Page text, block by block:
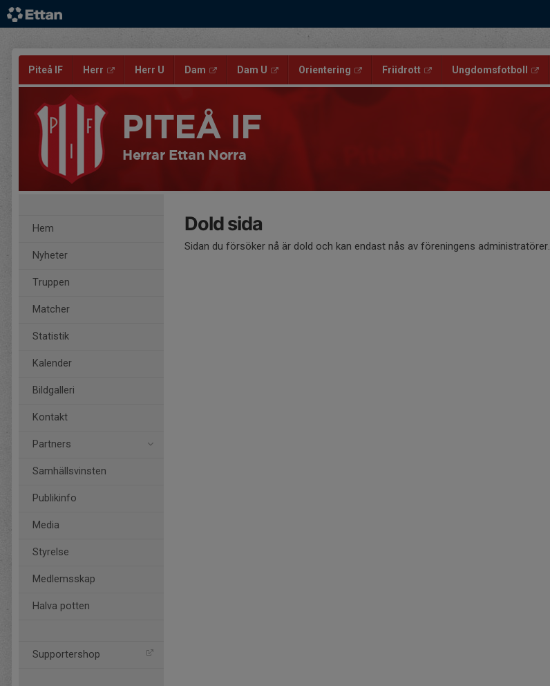
Piteå IF Herr Herr U Dam Dam U Orientering Friidrott Ungdomsfotboll
PITEÅ IF
Herrar Ettan Norra
Hem
Nyheter
Truppen
Matcher
Statistik
Kalender
Bildgalleri
Kontakt
Partners
Samhällsvinsten
Publikinfo
Media
Styrelse
Medlemsskap
Halva potten
Supportershop
Dold sida
Sidan du försöker nå är dold och kan endast nås av föreningens administratörer.